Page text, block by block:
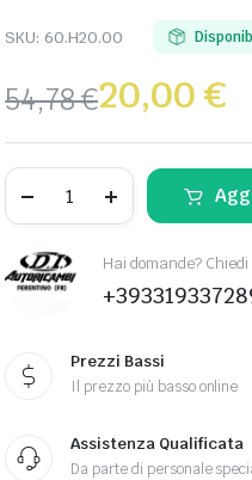
SKU: 60.H2O.00
54,78€20,00€
Hai domande? Chiedi
Prezzi Bassi
Il prezzo più basso online
Assistenza Qualificata
Da parte di personale